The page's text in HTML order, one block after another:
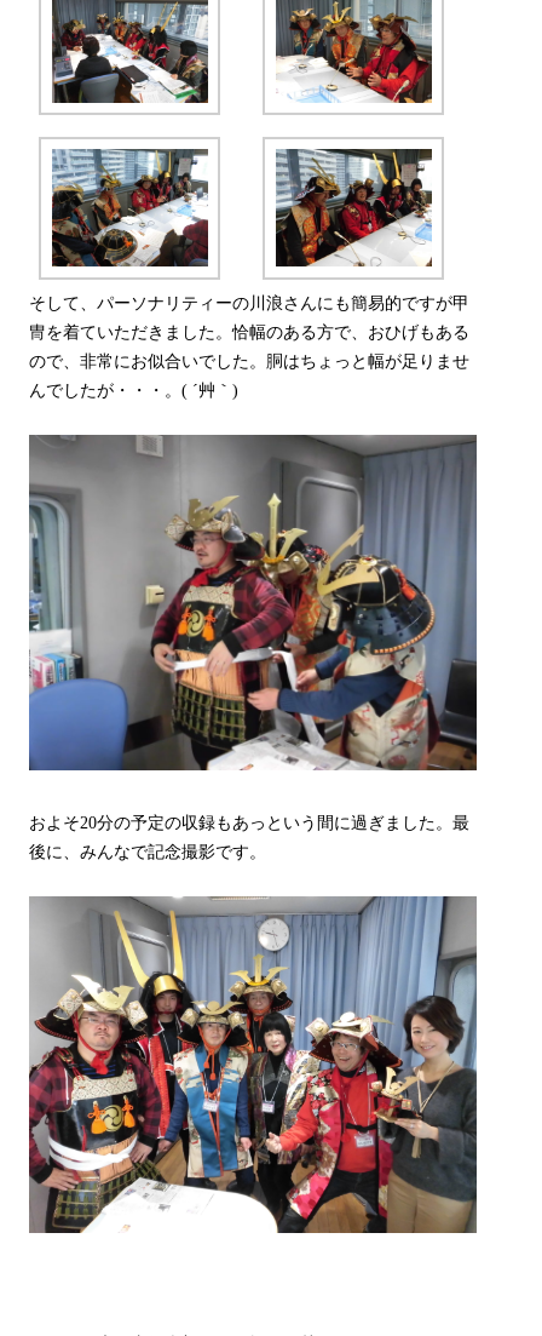
そして、パーソナリティーの川浪さんにも簡易的ですが甲
冑を着ていただきました。恰幅のある方で、おひげもある
ので、非常にお似合いでした。胴はちょっと幅が足りませ
んでしたが・・・。( ´艸｀)
およそ20分の予定の収録もあっという間に過ぎました。最
後に、みんなで記念撮影です。